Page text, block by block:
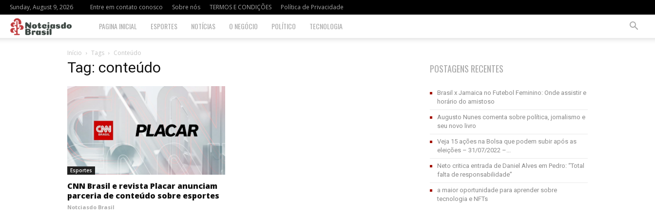
Sunday, August 9, 2026 Entre em contato conosco Sobre nós TERMOS E CONDIÇÕES Política de Privacidade
Notciasdo
Brasil
PAGINA INICIAL ESPORTES NOTÍCIAS O NEGÓCIO POLÍTICO TECNOLOGIA
Início Tags Conteúdo
Tag: conteúdo
Esportes
CNN Brasil e revista Placar anunciam
parceria de conteúdo sobre esportes
Notciasdo Brasil
POSTAGENS RECENTES
Brasil x Jamaica no Futebol Feminino: Onde assistir e
horário do amistoso
Augusto Nunes comenta sobre política, jornalismo e
seu novo livro
Veja 15 ações na Bolsa que podem subir após as
eleições – 31/07/2022 –...
Neto critica entrada de Daniel Alves em Pedro: “Total
falta de responsabilidade”
a maior oportunidade para aprender sobre
tecnologia e NFTs